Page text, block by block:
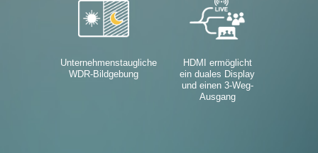
Unternehmenstaugliche
WDR-Bildgebung
HDMI ermöglicht
ein duales Display
und einen 3-Weg-
Ausgang